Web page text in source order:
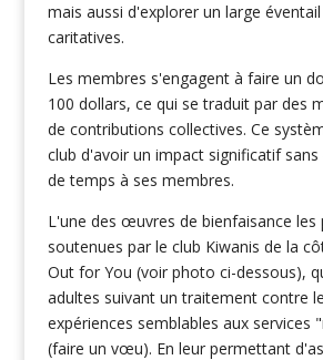
mais aussi d'explorer un large
caritatives.
Les membres s'engagent à faire un
100 dollars, ce qui se traduit par des
de contributions collectives. Ce
club d'avoir un impact significatif
de temps à ses membres.
L'une des œuvres de bienfaisance les
soutenues par le club Kiwanis de la
Out for You (voir photo ci-dessous),
adultes suivant un traitement contre
expériences semblables aux services
(faire un vœu). En leur permettant